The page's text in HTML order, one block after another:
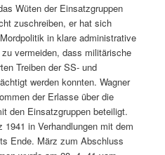
Wüten der Einsatzgruppen
zuschreiben, er hat sich
in klare administrative
vermeiden, dass militärische
Treiben der SS- und
werden konnten. Wagner
der Erlasse über die
den Einsatzgruppen beteiligt.
in Verhandlungen mit dem
Ende. März zum Abschluss